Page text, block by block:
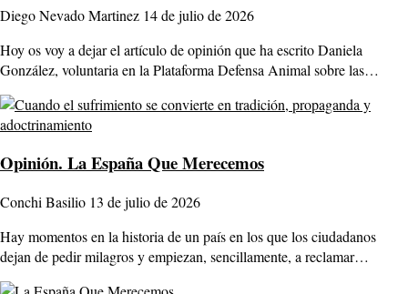
Diego Nevado Martinez 14 de julio de 2026
Hoy os voy a dejar el artículo de opinión que ha escrito Daniela
González, voluntaria en la Plataforma Defensa Animal sobre las…
Opinión. La España Que Merecemos
Conchi Basilio 13 de julio de 2026
Hay momentos en la historia de un país en los que los ciudadanos
dejan de pedir milagros y empiezan, sencillamente, a reclamar…